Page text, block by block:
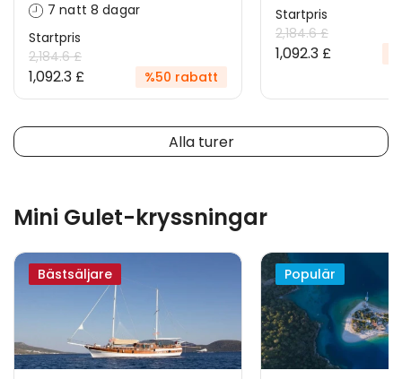
7 natt 8 dagar
Startpris
2,184.6 £
1,092.3 £ %50 rabatt
Startpris
2,184.6 £
1,092.3 £
Alla turer
Mini Gulet-kryssningar
Bästsäljare Populär